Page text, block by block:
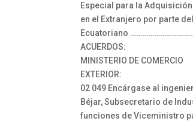
Especial para la
en el Extranjero por parte
Ecuatoriano
ACUERDOS:
MINISTERIO DE COMERCIO
EXTERIOR:
02 049 Encárgase al
Béjar, Subsecretario de
funciones de Viceministro